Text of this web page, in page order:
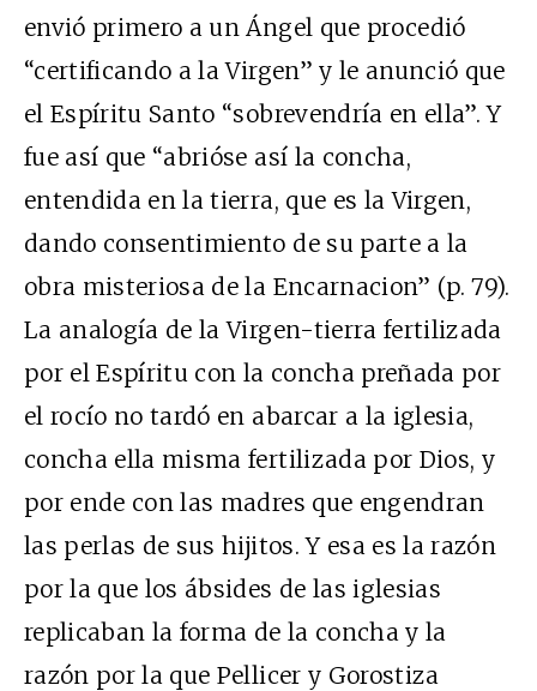
envió primero a un Ángel que procedió
“certificando a la Virgen” y le anunció que
el Espíritu Santo “sobrevendría en ella”. Y
fue así que “abrióse así la concha,
entendida en la tierra, que es la Virgen,
dando consentimiento de su parte a la
obra misteriosa de la Encarnacion” (p. 79).
La analogía de la Virgen-tierra fertilizada
por el Espíritu con la concha preñada por
el rocío no tardó en abarcar a la iglesia,
concha ella misma fertilizada por Dios, y
por ende con las madres que engendran
las perlas de sus hijitos. Y esa es la razón
por la que los ábsides de las iglesias
replicaban la forma de la concha y la
razón por la que Pellicer y Gorostiza